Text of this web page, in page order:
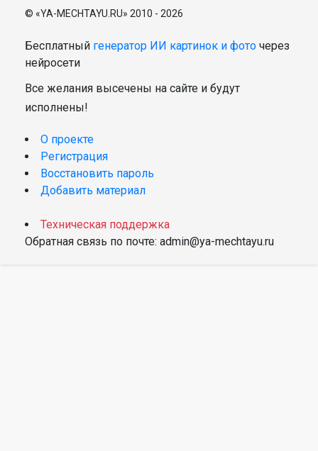
© «YA-MECHTAYU.RU» 2010 - 2026
Бесплатный генератор ИИ картинок и фото через
нейросети
Все желания высечены на сайте и будут
исполнены!
О проекте
Регистрация
Восстановить пароль
Добавить материал
Техническая поддержка
Обратная связь по почте: admin@ya-mechtayu.ru